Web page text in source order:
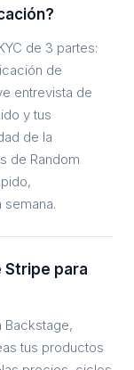
de 3 partes:
de
entrevista de
y tus
de la
de Random
Stripe para
Backstage,
tus productos